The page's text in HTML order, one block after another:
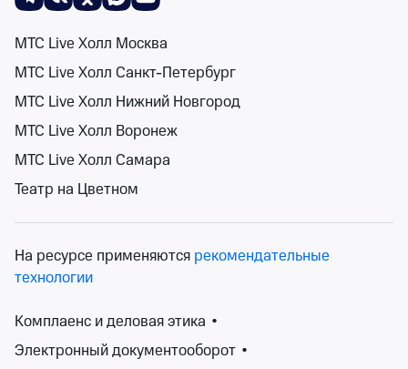
Классика
Summer Sound
0 событий
События на карте
Сортировка Площадка 2 фильтра
К сожалению, мы ничего не нашли
МТС Live Холл Москва
МТС Live Холл Санкт-Петербург
МТС Live Холл Нижний Новгород
МТС Live Холл Воронеж
МТС Live Холл Самара
Театр на Цветном
На ресурсе применяются рекомендательные
технологии
Комплаенс и деловая этика •
Электронный документооборот •